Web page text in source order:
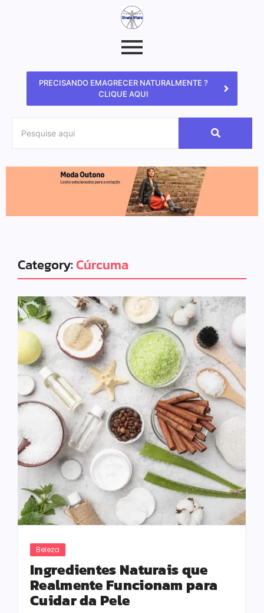
PRECISANDO EMAGRECER NATURALMENTE ?
CLIQUE AQUI
Category:Cúrcuma
Beleza
Ingredientes Naturais que
Realmente Funcionam para
Cuidar da Pele